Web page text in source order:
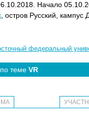
Начало
, остров Русский, кампус
федеральный
теме VR